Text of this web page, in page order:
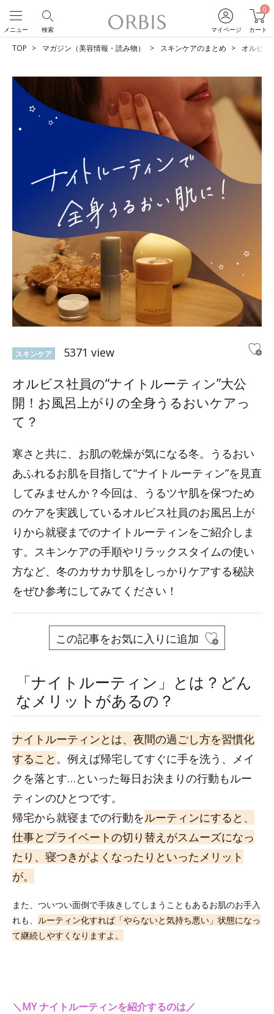
マイページ
0
カート
検索
メニュー
TOP マガジン（美容情報・読み物） スキンケアのまとめ オルビス
スキンケア 5371 view
オルビス社員の“ナイトルーティン”大公
開！お風呂上がりの全身うるおいケアっ
て？
寒さと共に、お肌の乾燥が気になる冬。うるおい
あふれるお肌を目指して“ナイトルーティン”を見直
してみませんか？今回は、うるツヤ肌を保つため
のケアを実践しているオルビス社員のお風呂上が
りから就寝までのナイトルーティンをご紹介しま
す。スキンケアの手順やリラックスタイムの使い
方など、冬のカサカサ肌をしっかりケアする秘訣
をぜひ参考にしてみてください！
この記事をお気に入りに追加
「ナイトルーティン」とは？どん
なメリットがあるの？
ナイトルーティンとは、夜間の過ごし方を習慣化
すること 。例えば帰宅してすぐに手を洗う、メイ
クを落とす…といった毎日お決まりの行動もルー
ティンのひとつです。
帰宅から就寝までの行動をルーティンにすると、
仕事とプライベートの切り替えがスムーズになっ
たり、寝つきがよくなったりといったメリット
が。
また、ついつい面倒で手抜きしてしまうこともあるお肌のお手入
れも、 ルーティン化すれば「やらないと気持ち悪い」状態になっ
て継続しやすくなりますよ。
＼MY ナイトルーティンを紹介するのは／